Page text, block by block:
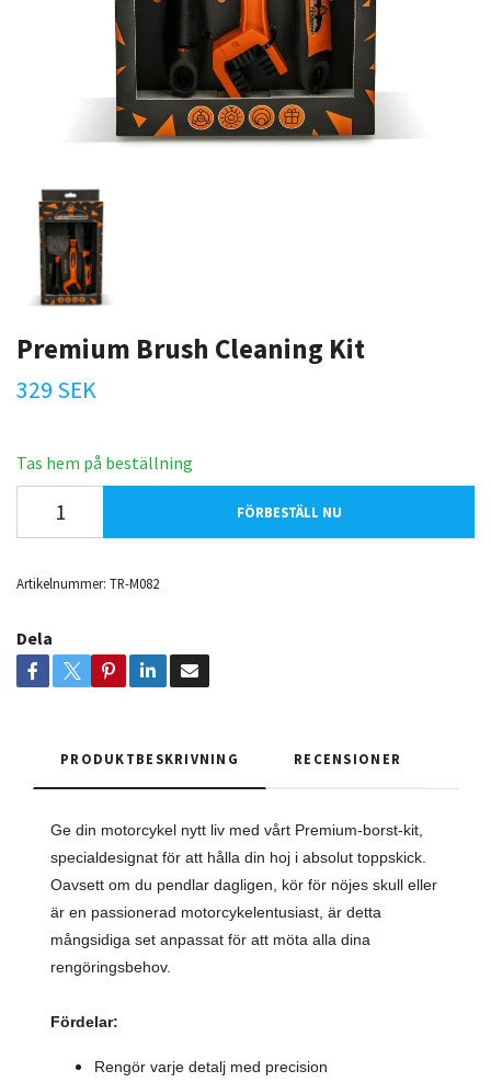
Premium Brush Cleaning Kit
329 SEK
Tas hem på beställning
FÖRBESTÄLL NU
Artikelnummer: TR-M082
Dela
PRODUKTBESKRIVNING RECENSIONER
Ge din motorcykel nytt liv med vårt Premium-borst-kit,
specialdesignat för att hålla din hoj i absolut toppskick.
Oavsett om du pendlar dagligen, kör för nöjes skull eller
är en passionerad motorcykelentusiast, är detta
mångsidiga set anpassat för att möta alla dina
rengöringsbehov.
Fördelar:
Rengör varje detalj med precision